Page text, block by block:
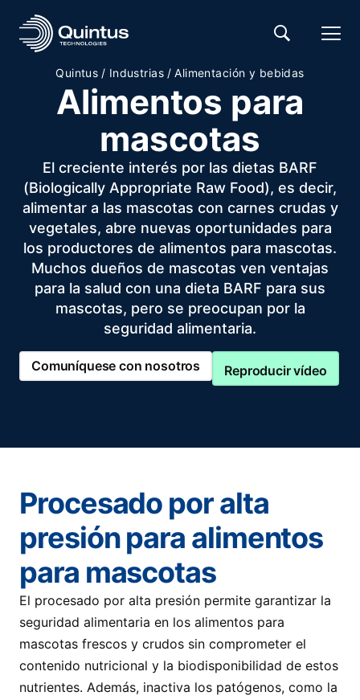
Quintus / Industrias / Alimentación y bebidas
Alimentos para
mascotas
El creciente interés por las dietas BARF
(Biologically Appropriate Raw Food), es decir,
alimentar a las mascotas con carnes crudas y
vegetales, abre nuevas oportunidades para
los productores de alimentos para mascotas.
Muchos dueños de mascotas ven ventajas
para la salud con una dieta BARF para sus
mascotas, pero se preocupan por la
seguridad alimentaria.
Comuníquese con nosotros Reproducir vídeo
Procesado por alta
presión para alimentos
para mascotas
El procesado por alta presión permite garantizar la
seguridad alimentaria en los alimentos para
mascotas frescos y crudos sin comprometer el
contenido nutricional y la biodisponibilidad de estos
nutrientes. Además, inactiva los patógenos, como la